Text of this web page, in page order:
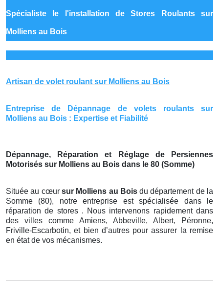
Spécialiste le l'installation de Stores Roulants sur
Molliens au Bois
Artisan de volet roulant sur Molliens au Bois
Entreprise de Dépannage de volets roulants sur
Molliens au Bois : Expertise et Fiabilité
Dépannage, Réparation et Réglage de Persiennes
Motorisés sur Molliens au Bois dans le 80 (Somme)
Située au cœur sur Molliens au Boisdu département de la
Somme (80), notre entreprise est spécialisée dans le
réparation de stores . Nous intervenons rapidement dans
des villes comme Amiens, Abbeville, Albert, Péronne,
Friville-Escarbotin, et bien d’autres pour assurer la remise
en état de vos mécanismes.